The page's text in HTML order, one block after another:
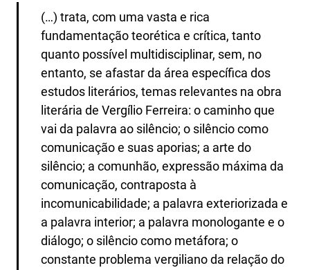
(…) trata, com uma vasta e rica
fundamentação teorética e crítica, tanto
quanto possível multidisciplinar, sem, no
entanto, se afastar da área específica dos
estudos literários, temas relevantes na obra
literária de Vergílio Ferreira: o caminho que
vai da palavra ao silêncio; o silêncio como
comunicação e suas aporias; a arte do
silêncio; a comunhão, expressão máxima da
comunicação, contraposta à
incomunicabilidade; a palavra exteriorizada e
a palavra interior; a palavra monologante e o
diálogo; o silêncio como metáfora; o
constante problema vergiliano da relação do